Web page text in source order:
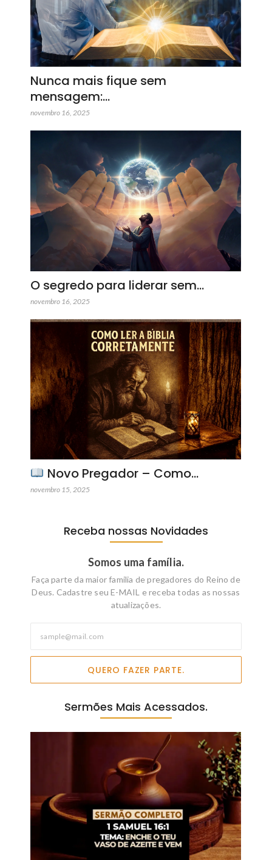
Nunca mais fique sem
mensagem:…
novembro 16, 2025
O segredo para liderar sem…
novembro 16, 2025
Novo Pregador – Como…
novembro 15, 2025
Receba nossas Novidades
Somos uma família.
Faça parte da maior familia de pregadores do Reino de
Deus. Cadastre seu E-MAIL e receba todas as nossas
atualizações.
QUERO FAZER PARTE.
Sermões Mais Acessados.